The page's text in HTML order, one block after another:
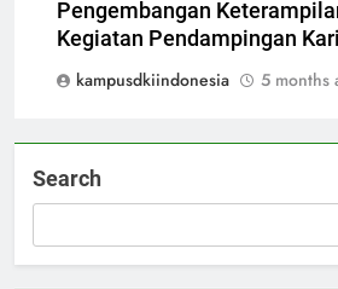
Pengembangan
Kegiatan Pendampingan
kampusdkiindonesia
5 months
Search